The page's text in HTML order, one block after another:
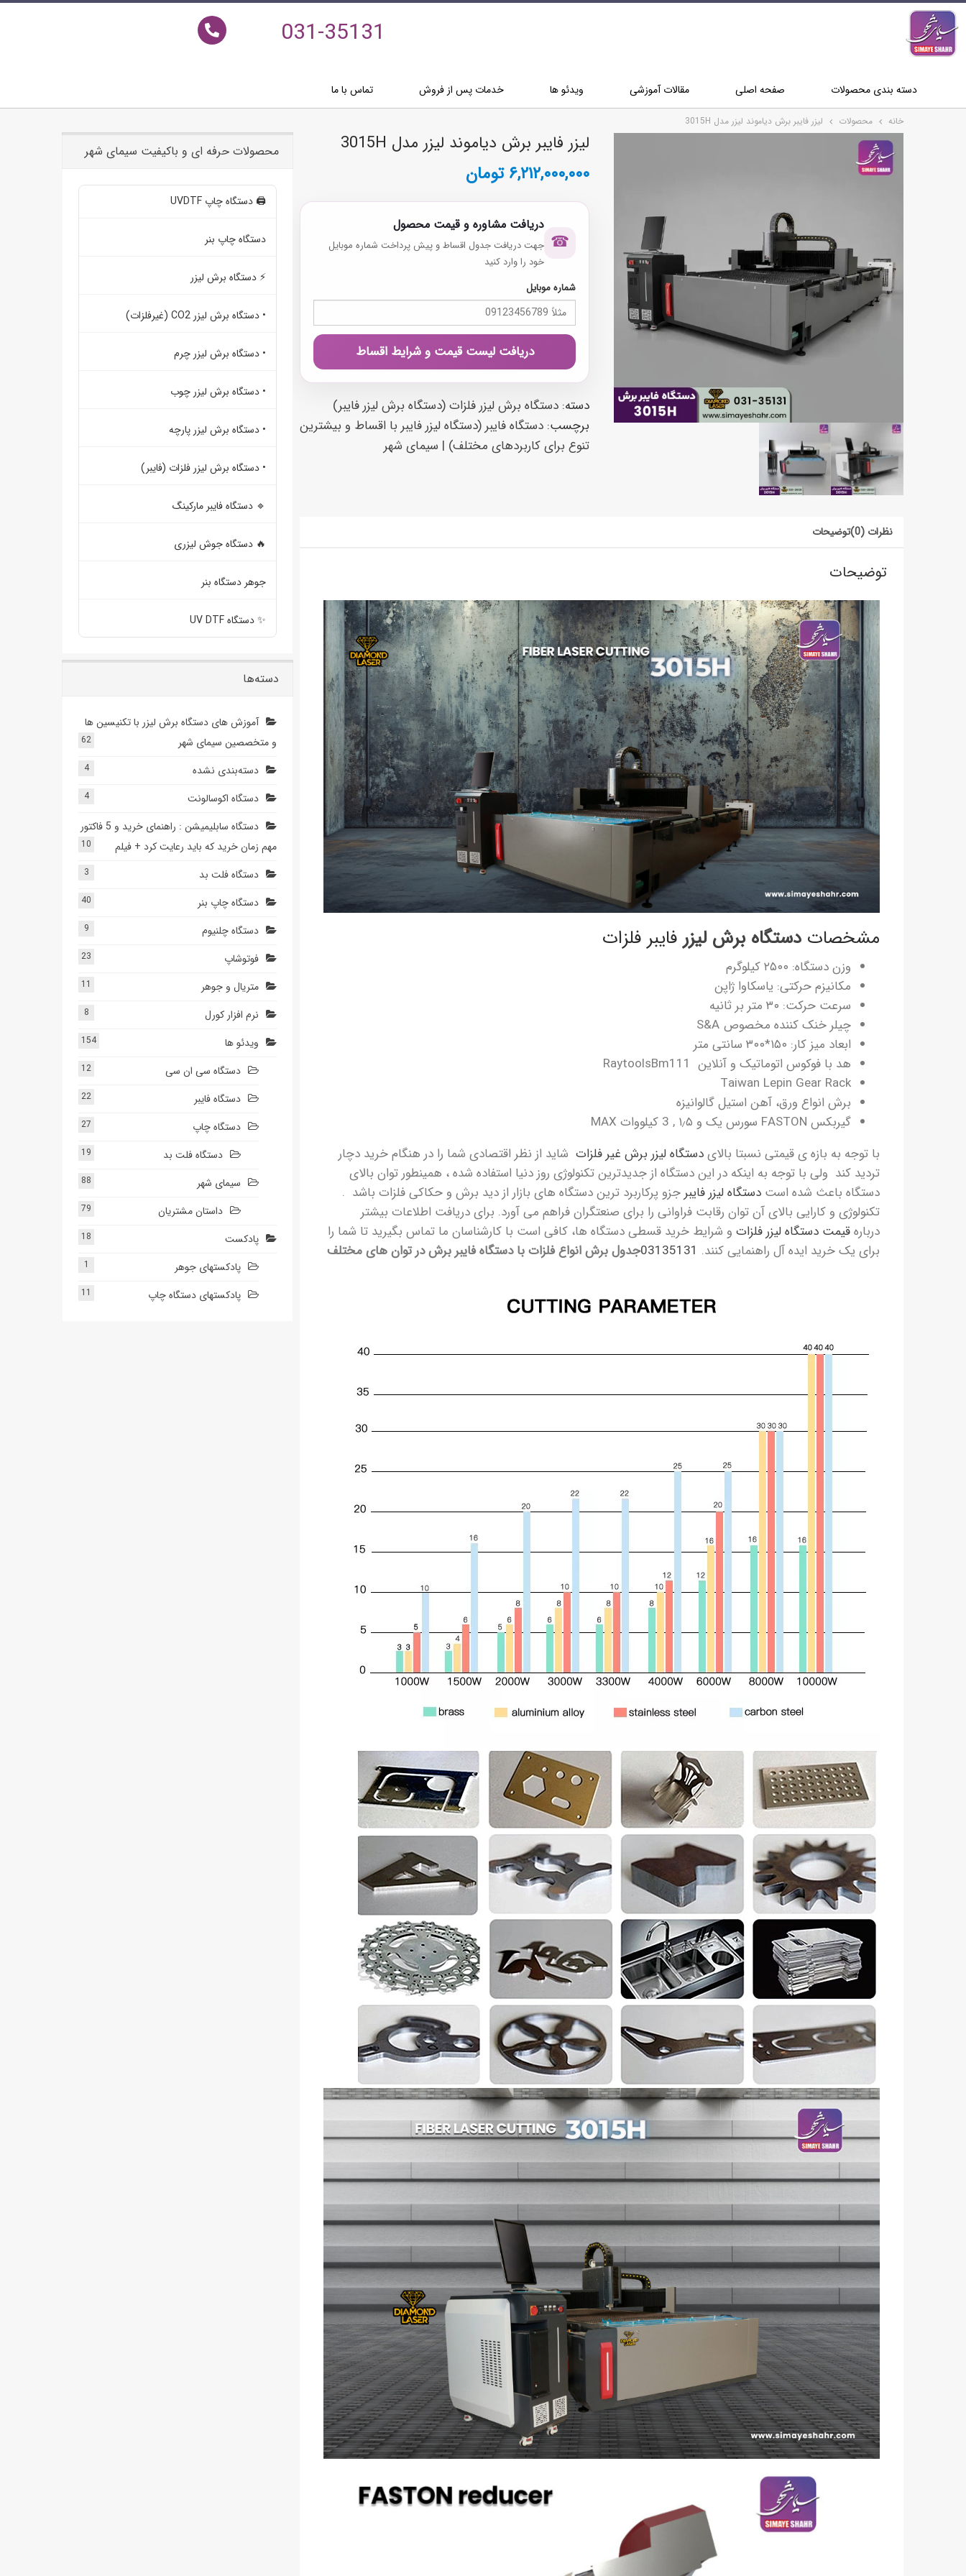
031-35131
دسته بندی محصولات صفحه اصلی مقالات آموزشی ویدئو ها خدمات پس از فروش تماس با ما
خانه محصولات لیزر فایبر برش دیاموند لیزر مدل 3015H
لیزر فایبر برش دیاموند لیزر مدل 3015H
۶,۲۱۲,۰۰۰,۰۰۰ تومان
☎
دریافت مشاوره و قیمت محصول
جهت دریافت جدول اقساط و پیش پرداخت شماره موبایل
خود را وارد کنید
شماره موبایل
دریافت لیست قیمت و شرایط اقساط
دسته: دستگاه برش لیزر فلزات (دستگاه برش لیزر فایبر)
برچسب: دستگاه فایبر (دستگاه لیزر فایبر با اقساط و بیشترین
تنوع برای کاربردهای مختلف) |‌ سیمای شهر
توضیحات نظرات (0)
توضیحات
مشخصات دستگاه برش لیزرفایبر فلزات
وزن دستگاه: ۲۵۰۰ کیلوگرم
مکانیزم حرکتی: یاسکاوا ژاپن
سرعت حرکت: ۳۰ متر بر ثانیه
چیلر خنک کننده مخصوص S&A
ابعاد میز کار: ۱۵۰*۳۰۰ سانتی متر
هد با فوکوس اتوماتیک و آنلاین RaytoolsBm111
Taiwan Lepin Gear Rack
برش انواع ورق، آهن استیل گالوانیزه
گیربکس FASTON سورس یک و ۱٫۵ , 3 کیلووات MAX
با توجه به بازه ی قیمتی نسبتا بالایدستگاه لیزر برش غیر فلزات شاید از نظر اقتصادی شما را در هنگام خرید دچار
تردید کند ولی با توجه به اینکه در این دستگاه از جدیدترین تکنولوژی روز دنیا استفاده شده ، همینطور توان بالای
دستگاه باعث شده است دستگاه لیزر فایبر جزو پرکاربرد ترین دستگاه های بازار از دید برش و حکاکی فلزات باشد .
تکنولوژی و کارایی بالای آن توان رقابت فراوانی را برای صنعتگران فراهم می آورد. برای دریافت اطلاعات بیشتر
دربارهقیمت دستگاه لیزر فلزات و شرایط خرید قسطی دستگاه ها، کافی است با کارشناسان ما تماس بگیرید تا شما را
برای یک خرید ایده آل راهنمایی کنند. 03135131جدول برش انواع فلزات با دستگاه فایبر برش در توان های مختلف
محصولات حرفه ای و باکیفیت سیمای شهر
🖨️ دستگاه چاپ UVDTF
دستگاه چاپ بنر
⚡ دستگاه برش لیزر
• دستگاه برش لیزر CO2 (غیرفلزات)
• دستگاه برش لیزر چرم
• دستگاه برش لیزر چوب
• دستگاه برش لیزر پارچه
• دستگاه برش لیزر فلزات (فایبر)
🔹 دستگاه فایبر مارکینگ
🔥 دستگاه جوش لیزری
جوهر دستگاه بنر
✨ دستگاه UV DTF
دسته‌ها
آموزش های دستگاه برش لیزر با تکنیسین ها
و متخصصین سیمای شهر
62
دسته‌بندی نشده 4
دستگاه اکوسالونت 4
دستگاه سابلیمیشن : راهنمای خرید و 5 فاکتور
مهم زمان خرید که باید رعایت کرد + فیلم
10
دستگاه فلت بد 3
دستگاه چاپ بنر 40
دستگاه چلنیوم 9
فوتوشاپ 23
متریال و جوهر 11
نرم افزار کورل 8
ویدئو ها 154
دستگاه سی ان سی 12
دستگاه فایبر 22
دستگاه چاپ 27
دستگاه فلت بد 19
سیمای شهر 88
داستان مشتریان 79
پادکست 18
پادکستهای جوهر 1
پادکستهای دستگاه چاپ 11